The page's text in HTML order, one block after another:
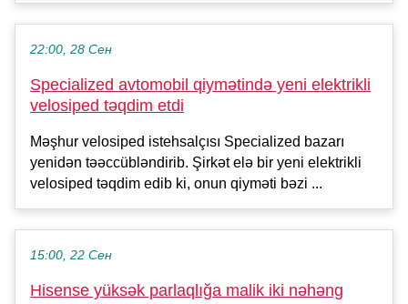
22:00, 28 Сен
Specialized avtomobil qiymətində yeni elektrikli
velosiped təqdim etdi
Məşhur velosiped istehsalçısı Specialized bazarı
yenidən təəccübləndirib. Şirkət elə bir yeni elektrikli
velosiped təqdim edib ki, onun qiyməti bəzi ...
15:00, 22 Сен
Hisense yüksək parlaqlığa malik iki nəhəng